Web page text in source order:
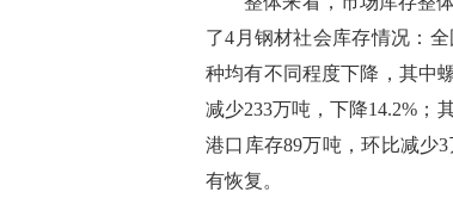
了4月钢材社会库存情况：
种均有不同程度下降，其中
减少233万吨，下降14.2%；
港口库存89万吨，环比减少
有恢复。